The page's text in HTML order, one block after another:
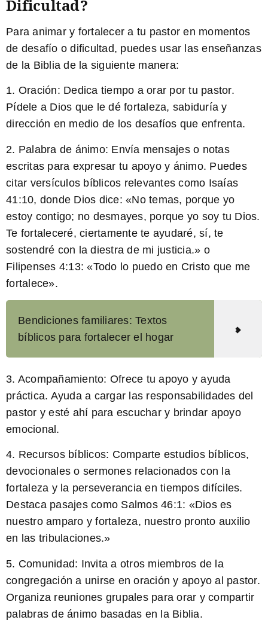
Dificultad?
Para animar y fortalecer a tu pastor en momentos
de desafío o dificultad, puedes usar las enseñanzas
de la Biblia de la siguiente manera:
1. Oración: Dedica tiempo a orar por tu pastor.
Pídele a Dios que le dé fortaleza, sabiduría y
dirección en medio de los desafíos que enfrenta.
2. Palabra de ánimo: Envía mensajes o notas
escritas para expresar tu apoyo y ánimo. Puedes
citar versículos bíblicos relevantes como Isaías
41:10, donde Dios dice: «No temas, porque yo
estoy contigo; no desmayes, porque yo soy tu Dios.
Te fortaleceré, ciertamente te ayudaré, sí, te
sostendré con la diestra de mi justicia.» o
Filipenses 4:13: «Todo lo puedo en Cristo que me
fortalece».
Bendiciones familiares: Textos
bíblicos para fortalecer el hogar
3. Acompañamiento: Ofrece tu apoyo y ayuda
práctica. Ayuda a cargar las responsabilidades del
pastor y esté ahí para escuchar y brindar apoyo
emocional.
4. Recursos bíblicos: Comparte estudios bíblicos,
devocionales o sermones relacionados con la
fortaleza y la perseverancia en tiempos difíciles.
Destaca pasajes como Salmos 46:1: «Dios es
nuestro amparo y fortaleza, nuestro pronto auxilio
en las tribulaciones.»
5. Comunidad: Invita a otros miembros de la
congregación a unirse en oración y apoyo al pastor.
Organiza reuniones grupales para orar y compartir
palabras de ánimo basadas en la Biblia.